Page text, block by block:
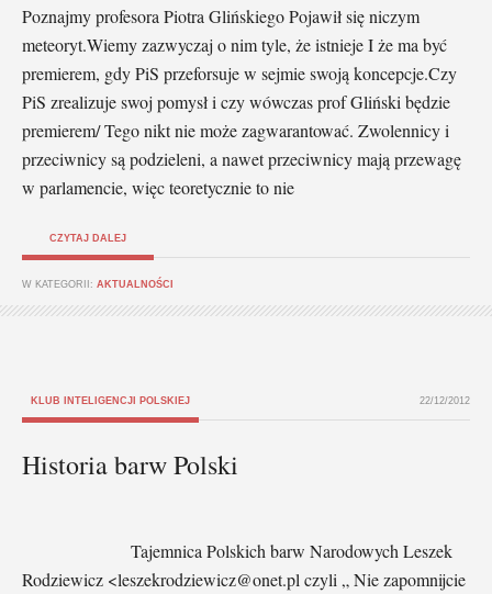
Poznajmy profesora Piotra Glińskiego Pojawił się niczym
meteoryt.Wiemy zazwyczaj o nim tyle, że istnieje I że ma być
premierem, gdy PiS przeforsuje w sejmie swoją koncepcje.Czy
PiS zrealizuje swoj pomysł i czy wówczas prof Gliński będzie
premierem/ Tego nikt nie może zagwarantować. Zwolennicy i
przeciwnicy są podzieleni, a nawet przeciwnicy mają przewagę
w parlamencie, więc teoretycznie to nie
CZYTAJ DALEJ
W KATEGORII: AKTUALNOŚCI
KLUB INTELIGENCJI POLSKIEJ 22/12/2012
Historia barw Polski
Tajemnica Polskich barw Narodowych Leszek
Rodziewicz <leszekrodziewicz@onet.pl czyli „ Nie zapomnijcie